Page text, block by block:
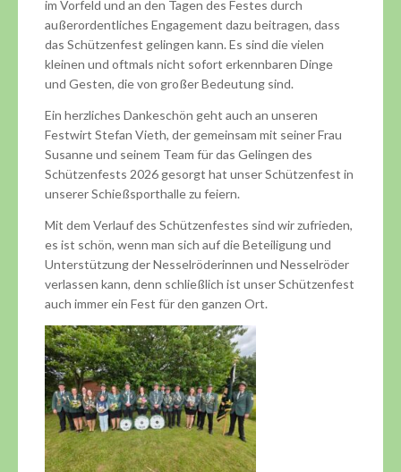
im Vorfeld und an den Tagen des Festes durch
außerordentliches Engagement dazu beitragen, dass
das Schützenfest gelingen kann. Es sind die vielen
kleinen und oftmals nicht sofort erkennbaren Dinge
und Gesten, die von großer Bedeutung sind.
Ein herzliches Dankeschön geht auch an unseren
Festwirt Stefan Vieth, der gemeinsam mit seiner Frau
Susanne und seinem Team für das Gelingen des
Schützenfests 2026 gesorgt hat unser Schützenfest in
unserer Schießsporthalle zu feiern.
Mit dem Verlauf des Schützenfestes sind wir zufrieden,
es ist schön, wenn man sich auf die Beteiligung und
Unterstützung der Nesselröderinnen und Nesselröder
verlassen kann, denn schließlich ist unser Schützenfest
auch immer ein Fest für den ganzen Ort.